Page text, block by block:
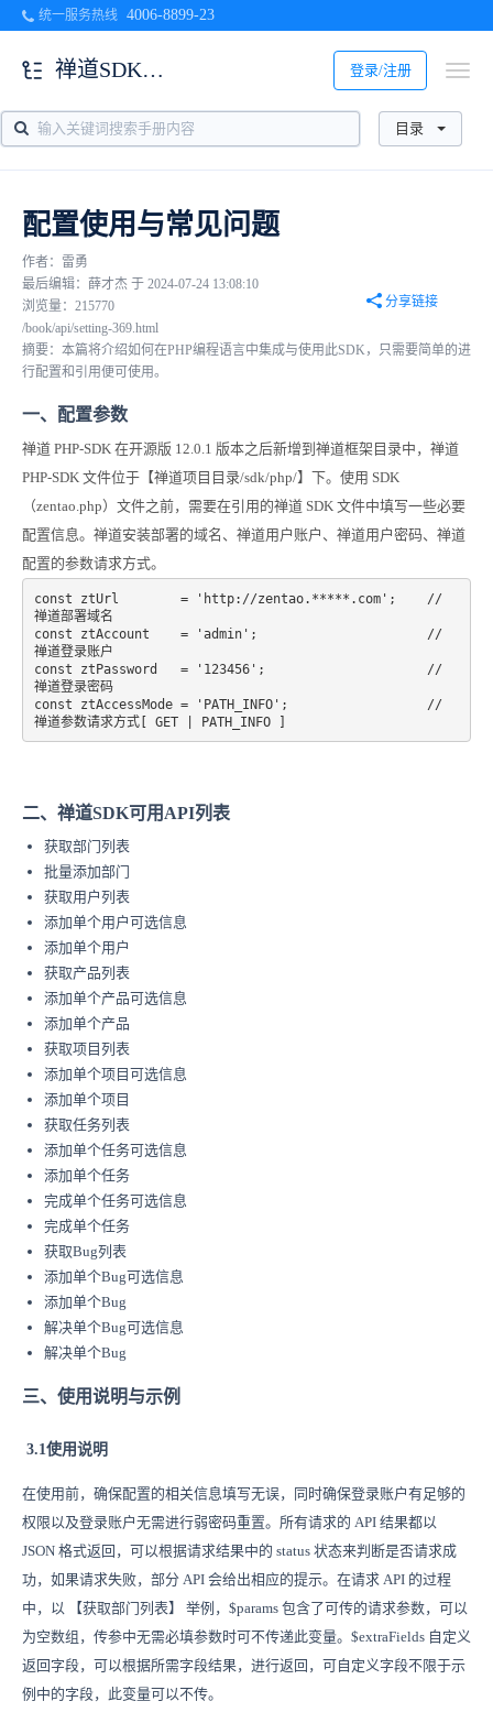
统一服务热线 4006-8899-23
登录/注册
禅道SDK开发手册
目录
配置使用与常见问题
作者：雷勇
最后编辑：薛才杰 于 2024-07-24 13:08:10
浏览量：215770
分享链接
/book/api/setting-369.html
摘要：本篇将介绍如何在PHP编程语言中集成与使用此SDK，只需要简单的进
行配置和引用便可使用。
一、配置参数
禅道 PHP-SDK 在开源版 12.0.1 版本之后新增到禅道框架目录中，禅道
PHP-SDK 文件位于【禅道项目目录/sdk/php/】下。使用 SDK
（zentao.php）文件之前，需要在引用的禅道 SDK 文件中填写一些必要
配置信息。禅道安装部署的域名、禅道用户账户、禅道用户密码、禅道
配置的参数请求方式。
const ztUrl        = 'http://zentao.*****.com';    //
禅道部署域名
const ztAccount    = 'admin';                      //
禅道登录账户
const ztPassword   = '123456';                     //
禅道登录密码
const ztAccessMode = 'PATH_INFO';                  //
禅道参数请求方式[ GET | PATH_INFO ]
二、禅道SDK可用API列表
获取部门列表
批量添加部门
获取用户列表
添加单个用户可选信息
添加单个用户
获取产品列表
添加单个产品可选信息
添加单个产品
获取项目列表
添加单个项目可选信息
添加单个项目
获取任务列表
添加单个任务可选信息
添加单个任务
完成单个任务可选信息
完成单个任务
获取Bug列表
添加单个Bug可选信息
添加单个Bug
解决单个Bug可选信息
解决单个Bug
三、使用说明与示例
3.1使用说明
在使用前，确保配置的相关信息填写无误，同时确保登录账户有足够的
权限以及登录账户无需进行弱密码重置。所有请求的 API 结果都以
JSON 格式返回，可以根据请求结果中的 status 状态来判断是否请求成
功，如果请求失败，部分 API 会给出相应的提示。在请求 API 的过程
中，以 【获取部门列表】 举例，$params 包含了可传的请求参数，可以
为空数组，传参中无需必填参数时可不传递此变量。$extraFields 自定义
返回字段，可以根据所需字段结果，进行返回，可自定义字段不限于示
例中的字段，此变量可以不传。